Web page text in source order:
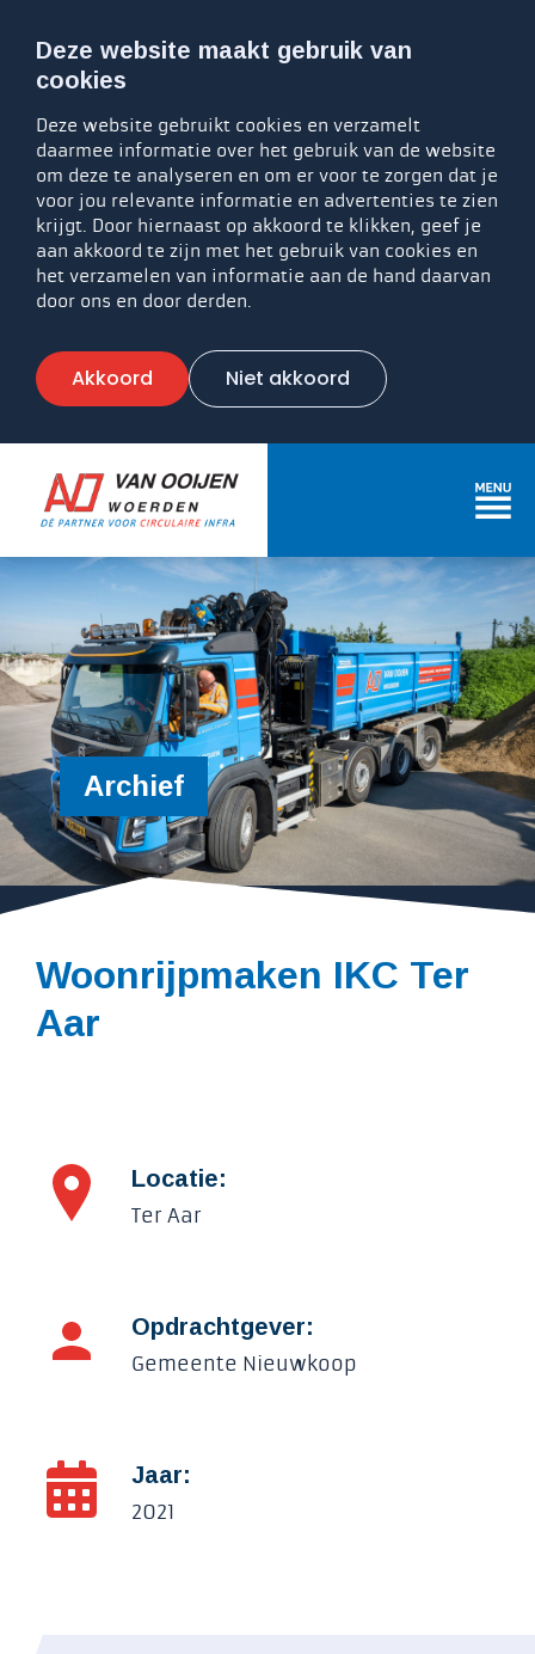
Deze website maakt gebruik van
cookies
Deze website gebruikt cookies en verzamelt
daarmee informatie over het gebruik van de website
om deze te analyseren en om er voor te zorgen dat je
voor jou relevante informatie en advertenties te zien
krijgt. Door hiernaast op akkoord te klikken, geef je
aan akkoord te zijn met het gebruik van cookies en
het verzamelen van informatie aan de hand daarvan
door ons en door derden.
Akkoord Niet akkoord
Archief
Woonrijpmaken IKC Ter
Aar
Locatie:
Ter Aar
Opdrachtgever:
Gemeente Nieuwkoop
Jaar:
2021